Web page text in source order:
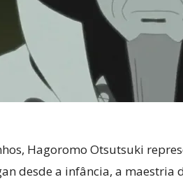
Hagoromo Otsutsuki
desde a infância, a